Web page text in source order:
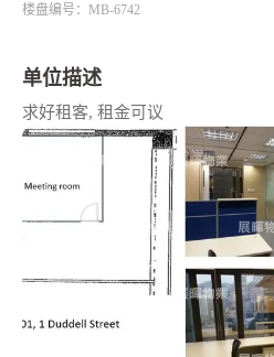
楼盘编号：MB-6742
单位描述
求好租客, 租金可议